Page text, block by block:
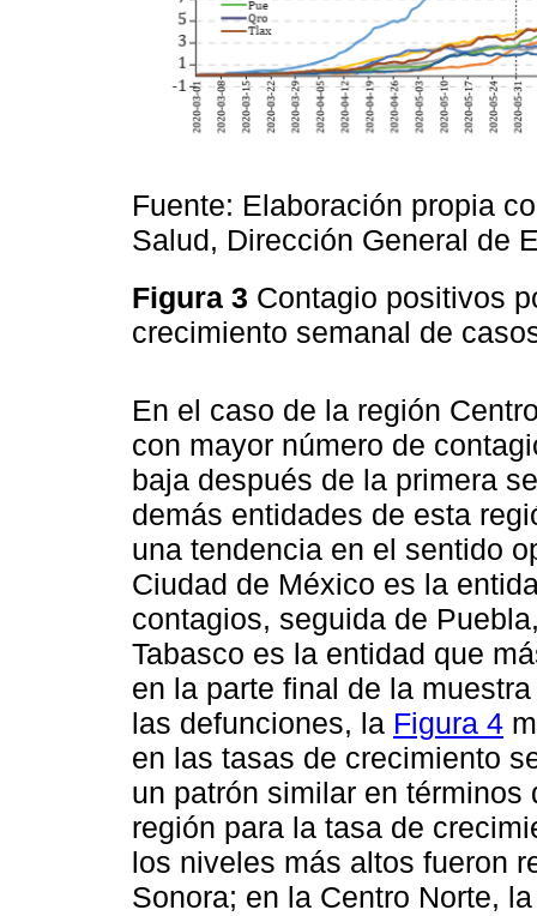
Fuente: Elaboración propia
Salud, Dirección General de
Figura 3 Contagio positivos
crecimiento semanal de
En el caso de la región
con mayor número de
baja después de la primera
demás entidades de esta
una tendencia en el sentido
Ciudad de México es la
contagios, seguida de
Tabasco es la entidad que
en la parte final de la
las defunciones, la Figura 4
en las tasas de crecimiento
un patrón similar en
región para la tasa de
los niveles más altos fueron
Sonora; en la Centro Norte,